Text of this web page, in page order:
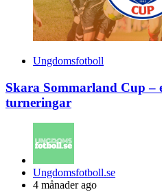
Ungdomsfotboll
Skara Sommarland Cup –
turneringar
Posted
by
Ungdomsfotboll.se
4 månader ago